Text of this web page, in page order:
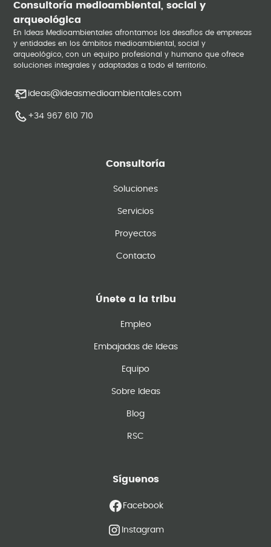
Consultoría medioambiental, social y
arqueológica
En Ideas Medioambientales afrontamos los desafíos de empresas
y entidades en los ámbitos medioambiental, social y
arqueológico, con un equipo profesional y humano que ofrece
soluciones integrales y adaptadas a todo el territorio.
ideas@ideasmedioambientales.com
+34 967 610 710
Consultoría
Soluciones
Servicios
Proyectos
Contacto
Únete a la tribu
Empleo
Embajadas de Ideas
Equipo
Sobre Ideas
Blog
RSC
Síguenos
Facebook
Instagram